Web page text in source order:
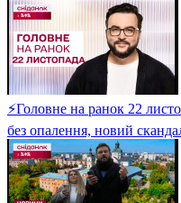
⚡Головне на ранок 22
без опалення, новий